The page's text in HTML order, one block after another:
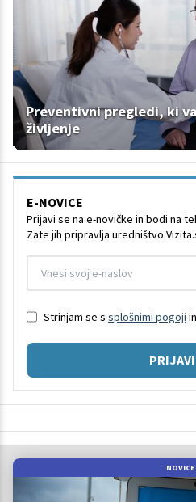
Preventivni pregledi, ki
življenje
E-NOVICE
Prijavi se na e-novičke in bodi na
Zate jih pripravlja uredništvo
Strinjam se s splošnimi pogoji in
PRIJAVI
NOVICE